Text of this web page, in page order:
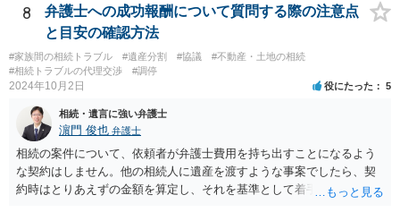
なければならないでしょうから、現実的にはいずれにせよ不動産評価
は必要でしょう。
8
弁護士への成功報酬について質問する際の注意点
と目安の確認方法
#家族間の相続トラブル #遺産分割 #協議
#不動産・土地の相続
#相続トラブルの代理交渉
#調停
2024年10月2日 役にたった 5
相続・遺言に強い弁護士
濵門 俊也 弁護士
相続の案件について、依頼者が弁護士費用を持ち出すことになるよう
な契約はしません。他の相続人に遺産を渡すような事案でしたら、契
約時はとりあえずの金額を算定し、それを基準として着手金を設定